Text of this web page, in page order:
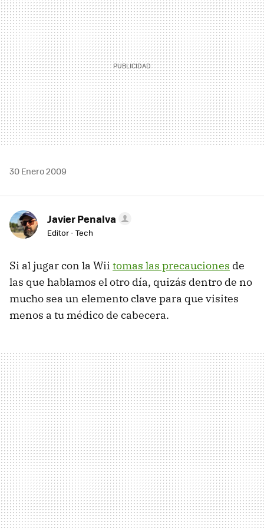
30 Enero 2009
Javier Penalva
Editor - Tech
Si al jugar con la Wii tomas las precauciones de
las que hablamos el otro día, quizás dentro de no
mucho sea un elemento clave para que visites
menos a tu médico de cabecera.